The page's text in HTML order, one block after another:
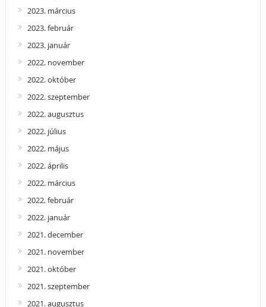
2023. március
2023. február
2023. január
2022. november
2022. október
2022. szeptember
2022. augusztus
2022. július
2022. május
2022. április
2022. március
2022. február
2022. január
2021. december
2021. november
2021. október
2021. szeptember
2021. augusztus